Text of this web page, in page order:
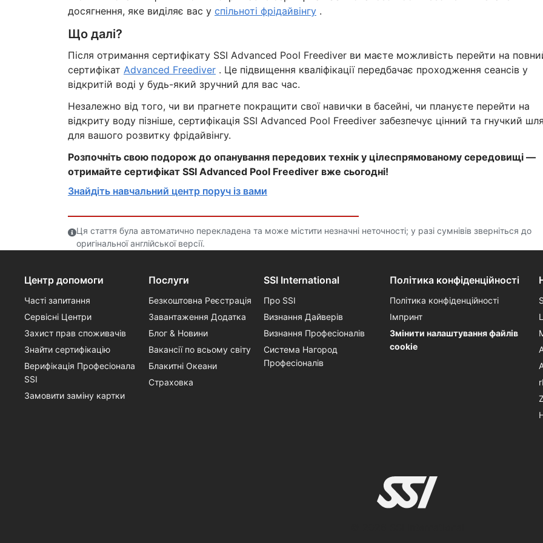
досягнення, яке виділяє вас у спільноті фрідайвінгу.
Що далі?
Після отримання сертифікату SSI Advanced Pool Freediver ви маєте можливість перейти на
сертифікат Advanced Freediver. Це підвищення кваліфікації передбачає проходження сеансів у
відкритій воді у будь-який зручний для вас час.
Незалежно від того, чи ви прагнете покращити свої навички в басейні, чи плануєте перейти на
відкриту воду пізніше, сертифікація SSI Advanced Pool Freediver забезпечує цінний та гнучкий
для вашого розвитку фрідайвінгу.
Розпочніть свою подорож до опанування передових технік у цілеспрямованому середовищі —
отримайте сертифікат SSI Advanced Pool Freediver вже сьогодні!
Знайдіть навчальний центр поруч із вами
Ця стаття була автоматично перекладена та може містити незначні неточності; у разі сумнівів зверніться до
оригінальної англійської версії.
Центр допомоги
Часті запитання
Сервісні Центри
Захист прав споживачів
Знайти сертифікацію
Верифікація Професіонала
SSI
Замовити заміну картки
Послуги
Безкоштовна Реєстрація
Завантаження Додатка
Блог & Новини
Вакансії по всьому світу
Блакитні Океани
Страховка
SSI International
Про SSI
Визнання Дайверів
Визнання Професіоналів
Система Нагород
Професіоналів
Політика конфіденційності
Політика конфіденційності
Імпринт
Змінити налаштування файлів
cookie